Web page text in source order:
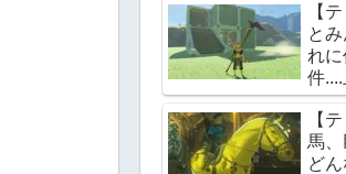
【
と
れ
件
る
ン
【
馬
ど